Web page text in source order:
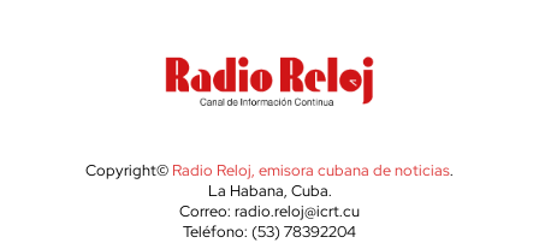
Copyright© Radio Reloj, emisora cubana de noticias.
La Habana, Cuba.
Correo: radio.reloj@icrt.cu
Teléfono: (53) 78392204